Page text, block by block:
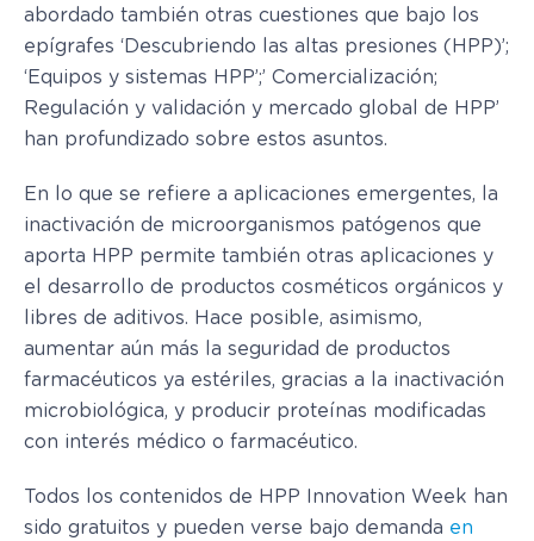
abordado también otras cuestiones que bajo los
epígrafes ‘Descubriendo las altas presiones (HPP)’;
‘Equipos y sistemas HPP’;’ Comercialización;
Regulación y validación y mercado global de HPP’
han profundizado sobre estos asuntos.
En lo que se refiere a aplicaciones emergentes, la
inactivación de microorganismos patógenos que
aporta HPP permite también otras aplicaciones y
el desarrollo de productos cosméticos orgánicos y
libres de aditivos. Hace posible, asimismo,
aumentar aún más la seguridad de productos
farmacéuticos ya estériles, gracias a la inactivación
microbiológica, y producir proteínas modificadas
con interés médico o farmacéutico.
Todos los contenidos de HPP Innovation Week han
sido gratuitos y pueden verse bajo demanda en